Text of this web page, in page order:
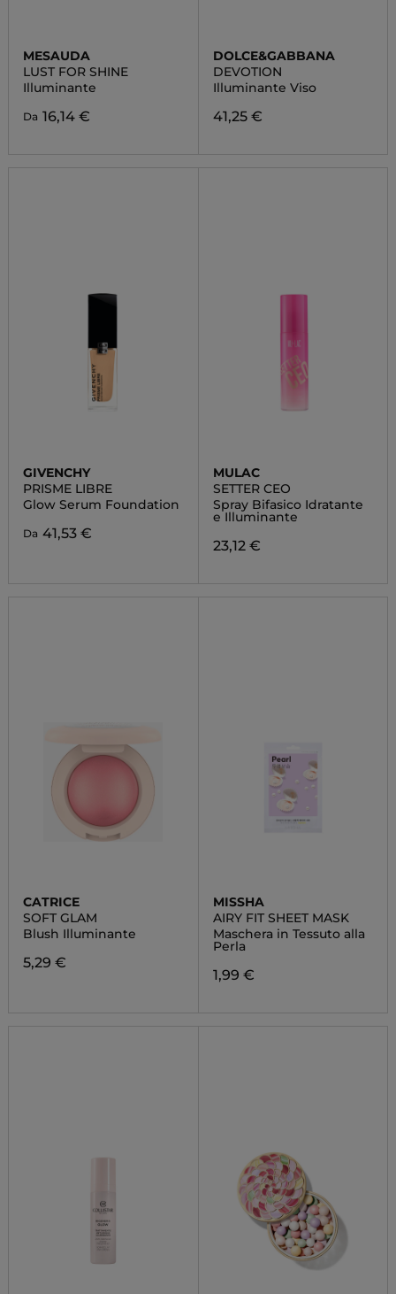
MESAUDA
LUST FOR SHINE
Illuminante
Da 16,14 €
DOLCE&GABBANA
DEVOTION
Illuminante Viso
41,25 €
GIVENCHY
PRISME LIBRE
Glow Serum Foundation
Da 41,53 €
MULAC
SETTER CEO
Spray Bifasico Idratante
e Illuminante
23,12 €
CATRICE
SOFT GLAM
Blush Illuminante
5,29 €
MISSHA
AIRY FIT SHEET MASK
Maschera in Tessuto alla
Perla
1,99 €